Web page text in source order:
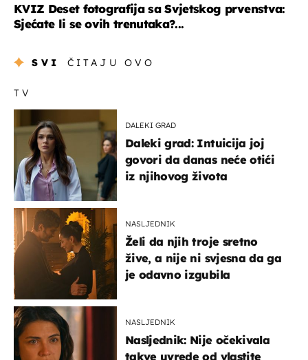
KVIZ Deset fotografija sa Svjetskog prvenstva:
Sjećate li se ovih trenutaka?...
SVI ČITAJU OVO
TV
DALEKI GRAD
Daleki grad: Intuicija joj
govori da danas neće otići
iz njihovog života
NASLJEDNIK
Želi da njih troje sretno
žive, a nije ni svjesna da ga
je odavno izgubila
NASLJEDNIK
Nasljednik: Nije očekivala
takve uvrede od vlastite